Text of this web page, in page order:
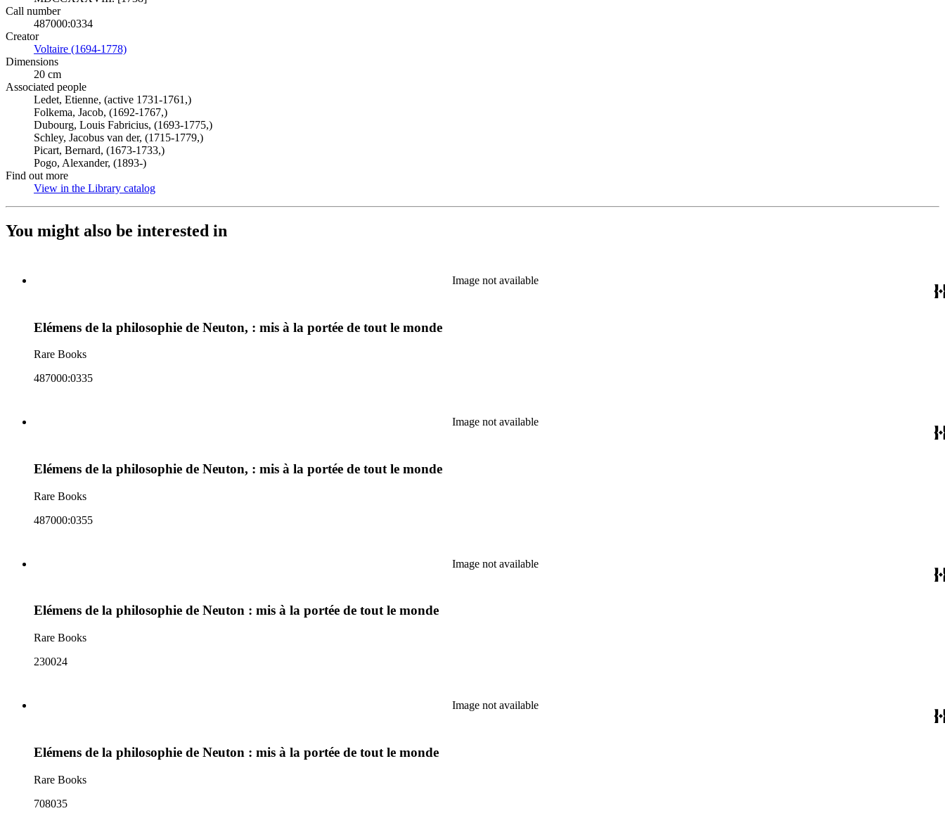
Call number
487000:0334
Creator
Voltaire (1694-1778)
Dimensions
20 cm
Associated people
Ledet, Etienne, (active 1731-1761,)
Folkema, Jacob, (1692-1767,)
Dubourg, Louis Fabricius, (1693-1775,)
Schley, Jacobus van der, (1715-1779,)
Picart, Bernard, (1673-1733,)
Pogo, Alexander, (1893-)
Find out more
View in the Library catalog
You might also be interested in
Image not available
Elémens de la philosophie de Neuton, : mis à la portée de tout le monde
Rare Books
487000:0335
Image not available
Elémens de la philosophie de Neuton, : mis à la portée de tout le monde
Rare Books
487000:0355
Image not available
Elémens de la philosophie de Neuton : mis à la portée de tout le monde
Rare Books
230024
Image not available
Elémens de la philosophie de Neuton : mis à la portée de tout le monde
Rare Books
708035